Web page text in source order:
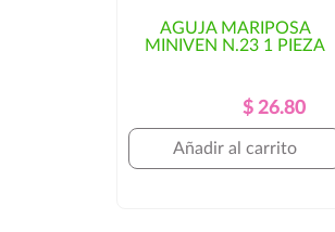
tiempo de entrega. En
AGUJA MARIPOSA
MINIVEN N.23 1 PIEZA
Precio
Regular
Precio
$ 26.80
Añadir al carrito